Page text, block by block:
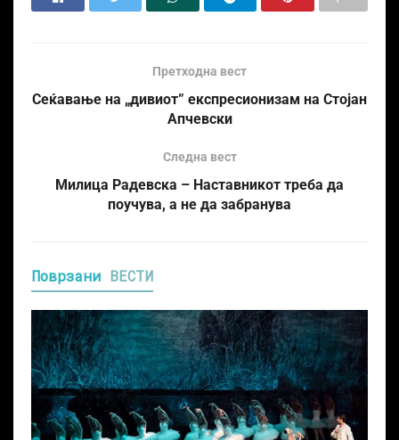
Претходна вест
Сеќавање на „дивиот” експресионизам на Стојан
Апчевски
Следна вест
Милица Радевска – Наставникот треба да
поучува, а не да забранува
Поврзани ВЕСТИ